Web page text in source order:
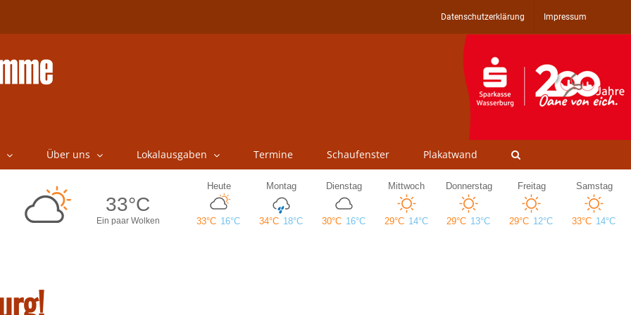
Datenschutzerklärung Impressum
Über uns Lokalausgaben Termine Schaufenster Plakatwand